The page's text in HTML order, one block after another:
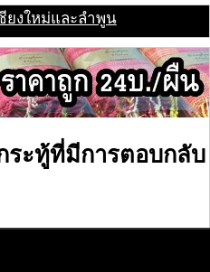
ยงใหม่และลำพูน
ระทู้ที่มีการตอบกลับ